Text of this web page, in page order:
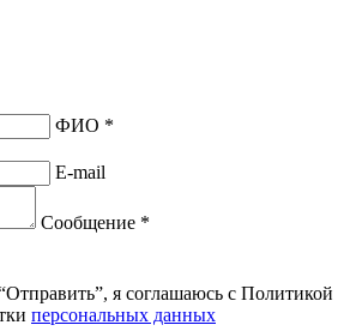
ФИО *
E-mail
Сообщение *
я соглашаюсь с Политикой
персональных данных